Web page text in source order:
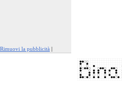
Rimuovi la pubblicità |